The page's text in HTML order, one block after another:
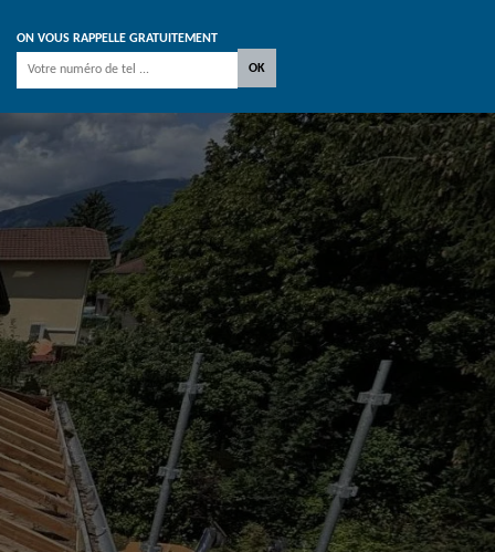
ON VOUS RAPPELLE GRATUITEMENT